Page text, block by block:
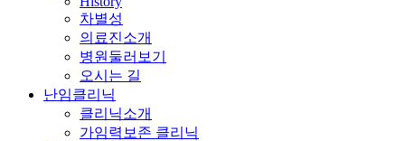
차별성
의료진소개
병원둘러보기
오시는 길
난임클리닉
클리닉소개
가임력보존 클리닉